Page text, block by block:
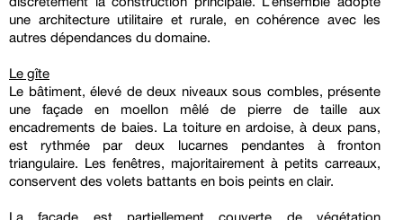
une architecture utilitaire et rurale, en cohérence avec les
autres dépendances du domaine.
Le gîte
Le bâtiment, élevé de deux niveaux sous combles, présente
une façade en moellon mêlé de pierre de taille aux
encadrements de baies. La toiture en ardoise, à deux pans,
est rythmée par deux lucarnes pendantes à fronton
triangulaire. Les fenêtres, majoritairement à petits carreaux,
conservent des volets battants en bois peints en clair.